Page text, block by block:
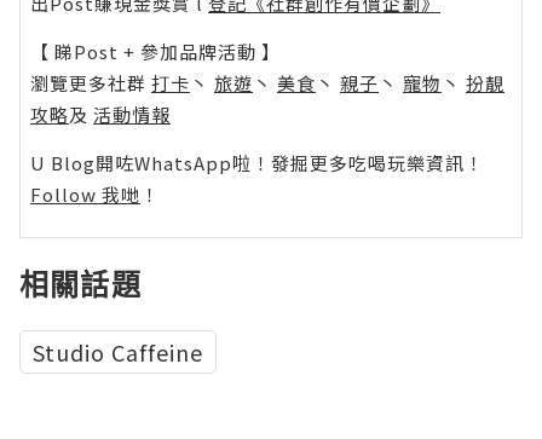
【 睇Post + 參加品牌活動 】
瀏覽更多社群 打卡 丶 旅遊 丶 美食 丶 親子 丶 寵物 丶 扮靚
攻略及 活動情報
U Blog開咗WhatsApp啦！發掘更多吃喝玩樂資訊！
Follow 我哋 ！
相關話題
Studio Caffeine